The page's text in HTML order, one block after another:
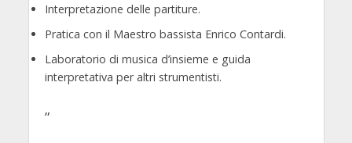
Interpretazione delle partiture.
Pratica con il Maestro bassista Enrico Contardi.
Laboratorio di musica d’insieme e guida
interpretativa per altri strumentisti.
”